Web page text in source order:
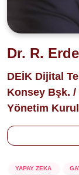
Dr. R.
DEİK Dijital
Konsey Bşk.
Yönetim
YAPAY ZEKA